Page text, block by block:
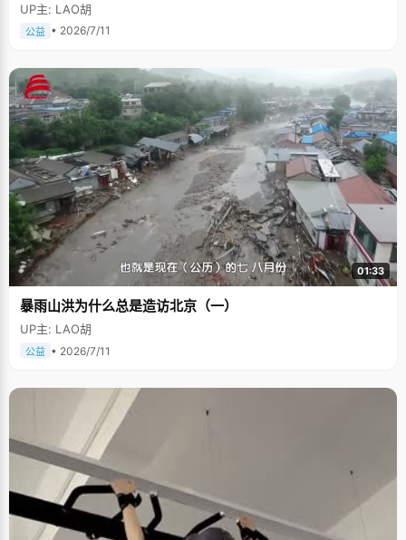
UP主: LAO胡
公益 • 2026/7/11
01:33
暴雨山洪为什么总是造访北京（一）
UP主: LAO胡
公益 • 2026/7/11